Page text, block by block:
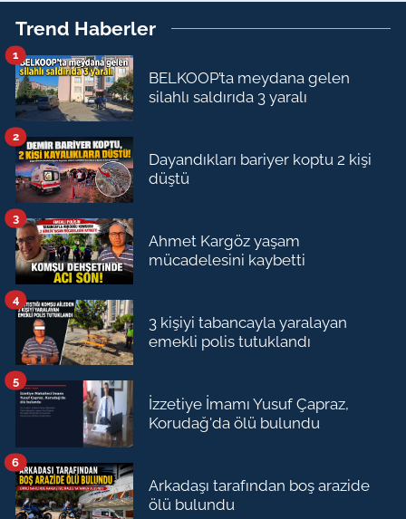
Trend Haberler
BELKOOP’ta meydana gelen
silahlı saldırıda 3 yaralı
1
Dayandıkları bariyer koptu 2 kişi
düştü
2
Ahmet Kargöz yaşam
mücadelesini kaybetti
3
3 kişiyi tabancayla yaralayan
emekli polis tutuklandı
4
İzzetiye İmamı Yusuf Çapraz,
Korudağ'da ölü bulundu
5
Arkadaşı tarafından boş arazide
ölü bulundu
6